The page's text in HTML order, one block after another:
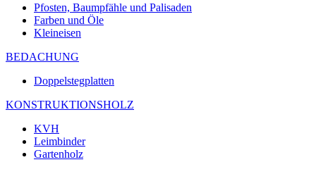
Pfosten, Baumpfähle und Palisaden
Farben und Öle
Kleineisen
BEDACHUNG
Doppelstegplatten
KONSTRUKTIONSHOLZ
KVH
Leimbinder
Gartenholz